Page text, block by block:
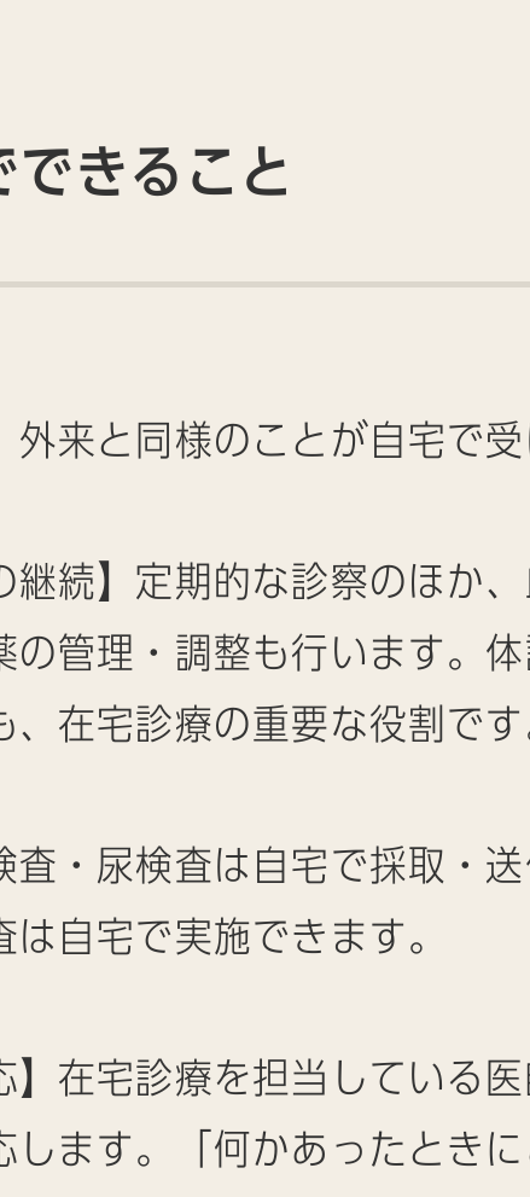
きること
外来と同様のことが自宅で受
継続】定期的な診察のほか
の管理・調整も行います。
在宅診療の重要な役割です
査・尿検査は自宅で採取・
自宅で実施できます。
】在宅診療を担当している
します。「何かあったとき